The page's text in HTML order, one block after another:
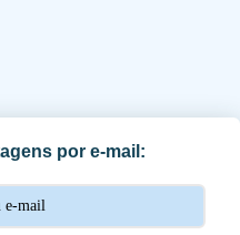
por e-mail: